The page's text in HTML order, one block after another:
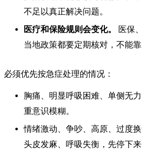
不足以真正解决问题。
医疗和保险规则会变化。
医保
当地政策都要定期核对，不能靠
必须优先按急症处理的情况：
胸痛、明显呼吸困难、单侧无
重意识模糊。
情绪激动、争吵、高原、过度换
头皮发麻、呼吸失衡，先停下